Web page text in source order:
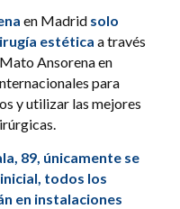
en Madridsolo
estética a través
Ansorena en
para
y utilizar las mejores
89, únicamente se
todos los
en instalaciones